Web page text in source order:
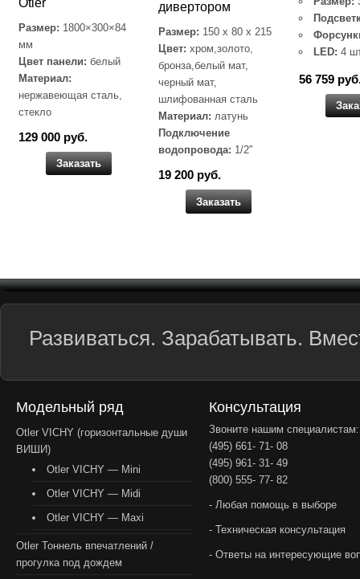
Otler
Размер: 1800×300×84
мм
Цвет панели: белый
Материал:
нержавеющая сталь,
стекло
129 000 руб.
Заказать
дивертором
Размер: 150 x 80 x 215
Цвет: хром,золото,
бронза,белый мат,
черный мат,
шлифованная сталь
Материал: латунь
Подключение
водопровода: 1/2″
19 200 руб.
Заказать
LED: 4
56 759
Развиваться. Зарабатывать.
Модельный ряд
Otler VICHY (горизонтальные души
ВИШИ)
Otler VICHY — Mini
Otler VICHY — Midi
Otler VICHY — Maxi
Otler Тоннель впечатлений /
прогулка под дождем
Консультация
Звоните нашим специалистам:
(495) 661- 71- 08
(495) 961- 31- 49
(800) 555- 77- 82
- Любая помощь в выборе
- Техническая консультация
- Ответы на интересующие